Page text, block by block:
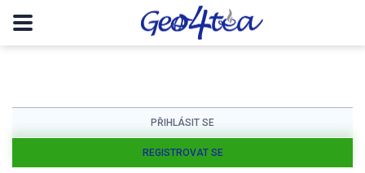
PŘIHLÁSIT SE
REGISTROVAT SE